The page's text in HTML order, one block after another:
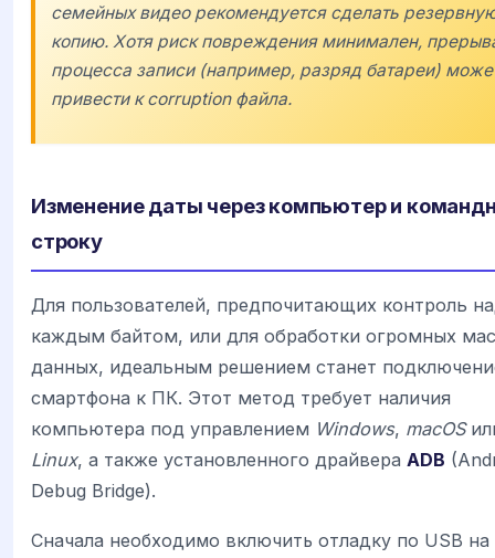
семейных видео рекомендуется сделать
копию. Хотя риск повреждения минимален,
процесса записи (например, разряд батареи)
привести к corruption файла.
Изменение даты через компьютер и
строку
Для пользователей, предпочитающих контроль
каждым байтом, или для обработки огромных
данных, идеальным решением станет
смартфона к ПК. Этот метод требует наличия
компьютера под управлением Windows, macOS
Linux, а также установленного драйвера ADB
Debug Bridge).
Сначала необходимо включить отладку по USB